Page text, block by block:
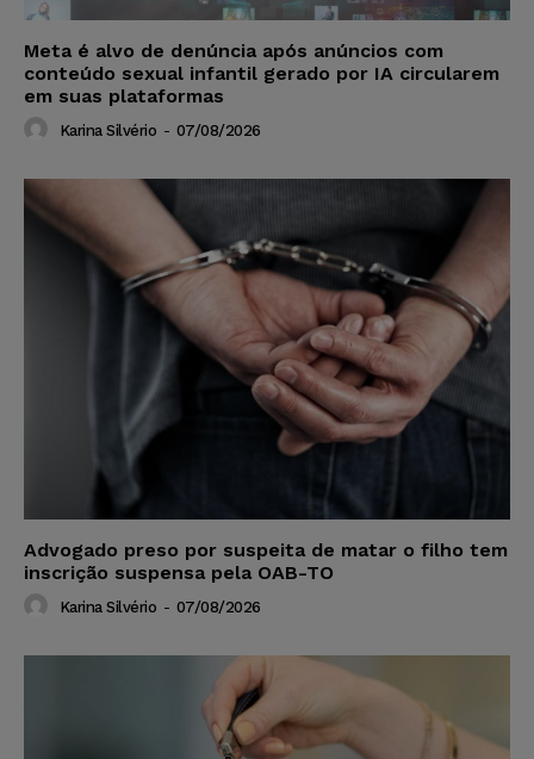
Meta é alvo de denúncia após anúncios com
conteúdo sexual infantil gerado por IA circularem
em suas plataformas
Karina Silvério - 07/08/2026
Advogado preso por suspeita de matar o filho tem
inscrição suspensa pela OAB-TO
Karina Silvério - 07/08/2026